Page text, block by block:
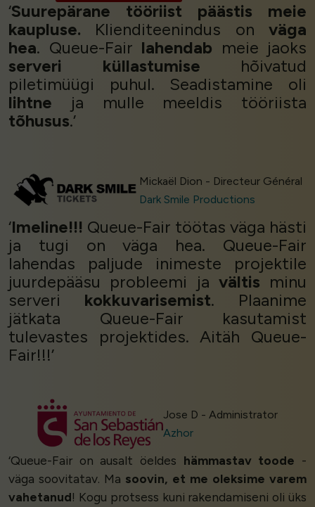
‘Suurepärane tööriist päästis meie
kaupluse. Klienditeenindus on väga
hea. Queue-Fair lahendab meie jaoks
serveri küllastumise hõivatud
piletimüügi puhul. Seadistamine oli
lihtne ja mulle meeldis tööriista
tõhusus.’
Mickaël Dion - Directeur Général
Dark Smile Productions
‘Imeline!!! Queue-Fair töötas väga hästi
ja tugi on väga hea. Queue-Fair
lahendas paljude inimeste projektile
juurdepääsu probleemi ja vältis minu
serveri kokkuvarisemist. Plaanime
jätkata Queue-Fair kasutamist
tulevastes projektides. Aitäh Queue-
Fair!!!’
Jose D - Administrator
Azhor
‘Queue-Fair on ausalt öeldes hämmastav toode -
väga soovitatav. Ma soovin, et me oleksime varem
vahetanud! Kogu protsess kuni rakendamiseni oli üks